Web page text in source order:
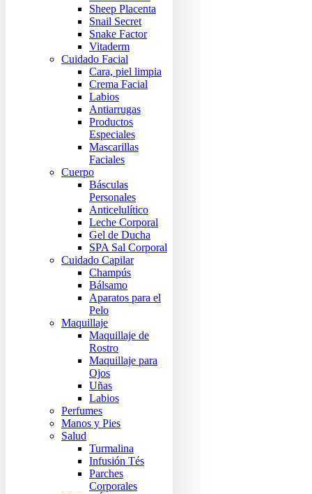
Sheep Placenta
Snail Secret
Snake Factor
Vitaderm
Cuidado Facial
Cara, piel limpia
Crema Facial
Labios
Antiarrugas
Productos
Especiales
Mascarillas
Faciales
Cuerpo
Básculas
Personales
Anticelulítico
Leche Corporal
Gel de Ducha
SPA Sal Corporal
Cuidado Capilar
Champús
Bálsamo
Aparatos para el
Pelo
Maquillaje
Maquillaje de
Rostro
Maquillaje para
Ojos
Uñas
Labios
Perfumes
Manos y Pies
Salud
Turmalina
Infusión Tés
Parches
Corporales